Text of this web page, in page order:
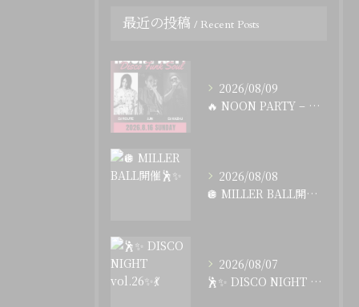
最近の投稿 Recent Posts
2026/08/09
🔥 NOON PARTY – Disco Funk Soul...
2026/08/08
🪩 MILLER BALL開催🕺✨
2026/08/07
🕺✨ DISCO NIGHT vol.26✨💃